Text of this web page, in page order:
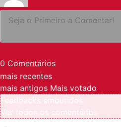
0 Comentários
mais recentes
mais antigos Mais votado